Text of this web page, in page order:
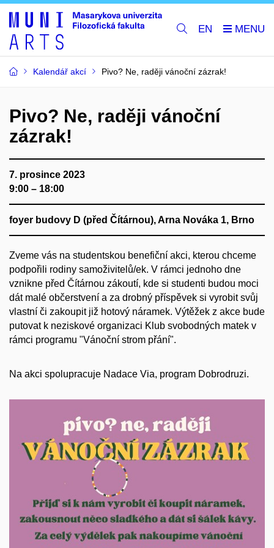
EN
Kalendář akcí Pivo? Ne, raději vánoční zázrak!
Pivo? Ne, raději vánoční
zázrak!
7. prosince 2023
9:00 – 18:00
foyer budovy D (před Čítárnou), Arna Nováka 1, Brno
Zveme vás na studentskou benefiční akci, kterou chceme
podpořili rodiny samoživitelů/ek. V rámci jednoho dne
vznikne před Čítárnou zákoutí, kde si studenti budou moci
dát malé občerstvení a za drobný příspěvek si vyrobit svůj
vlastní či zakoupit již hotový náramek. Výtěžek z akce bude
putovat k neziskové organizaci Klub svobodných matek v
rámci programu "Vánoční strom přání".
Na akci spolupracuje Nadace Via, program Dobrodruzi.